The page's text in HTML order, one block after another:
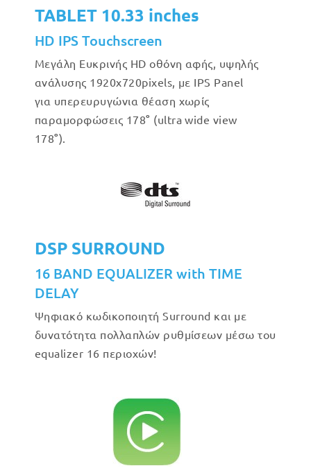
TABLET 10.33 inches
HD IPS Touchscreen
Μεγάλη Eυκρινής HD οθόνη αφής, υψηλής
ανάλυσης 1920x720pixels, με IPS Panel
για υπερευρυγώνια θέαση χωρίς
παραμορφώσεις 178° (ultra wide view
178°).
DSP SURROUND
16 BAND EQUALIZER with TIME
DELAY
Ψηφιακό κωδικοποιητή Surround και με
δυνατότητα πολλαπλών ρυθμίσεων μέσω του
equalizer 16 περιοχών!